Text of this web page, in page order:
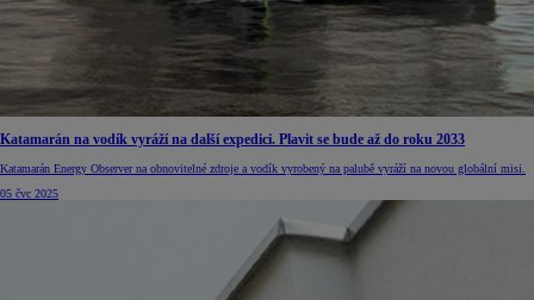
Katamarán na vodík vyráží na další expedici. Plavit se bude až do roku 2033
Katamarán Energy Observer na obnovitelné zdroje a vodík vyrobený na palubě vyráží na novou globální misi.
05 čvc 2025